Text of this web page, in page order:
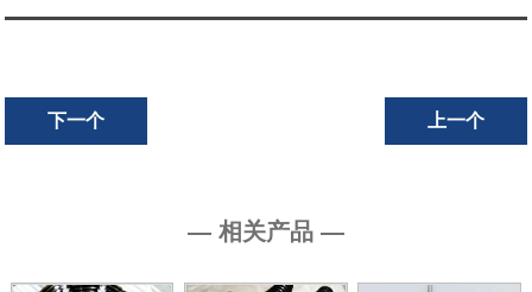
下一个 上一个
— 相关产品 —